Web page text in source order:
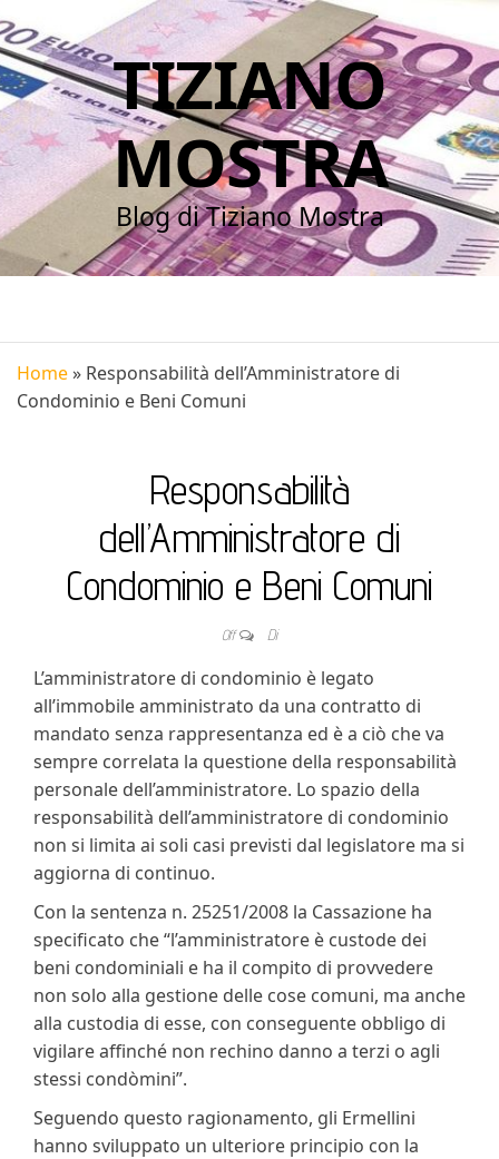
TIZIANO
MOSTRA
Blog di Tiziano Mostra
Home» Responsabilità dell’Amministratore di
Condominio e Beni Comuni
Responsabilità
dell’Amministratore di
Condominio e Beni Comuni
Off Di
L’amministratore di condominio è legato
all’immobile amministrato da una contratto di
mandato senza rappresentanza ed è a ciò che va
sempre correlata la questione della responsabilità
personale dell’amministratore. Lo spazio della
responsabilità dell’amministratore di condominio
non si limita ai soli casi previsti dal legislatore ma si
aggiorna di continuo.
Con la sentenza n. 25251/2008 la Cassazione ha
specificato che “l’amministratore è custode dei
beni condominiali e ha il compito di provvedere
non solo alla gestione delle cose comuni, ma anche
alla custodia di esse, con conseguente obbligo di
vigilare affinché non rechino danno a terzi o agli
stessi condòmini”.
Seguendo questo ragionamento, gli Ermellini
hanno sviluppato un ulteriore principio con la